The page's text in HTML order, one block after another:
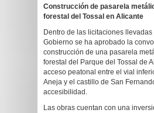
Construcción de pasarela
forestal del Tossal en Alicante
Dentro de las licitaciones llevadas
Gobierno se ha aprobado la
construcción de una pasarela
forestal del Parque del Tossal de
acceso peatonal entre el vial
Aneja y el castillo de San
accesibilidad.
Las obras cuentan con una